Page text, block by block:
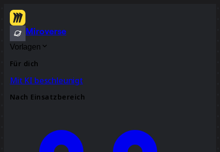
Miroverse
Vorlagen
Für dich
Mit KI beschleunigt
Nach Einsatzbereich